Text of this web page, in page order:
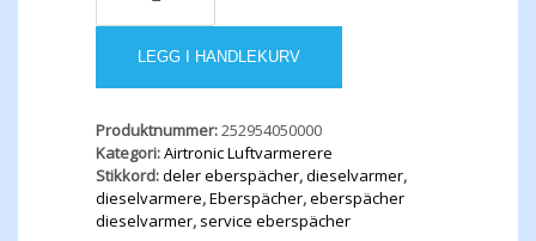
S3
antall
LEGG I HANDLEKURV
Produktnummer:252954050000
Kategori:Airtronic Luftvarmerere
Stikkord:deler eberspächer,dieselvarmer,
dieselvarmere,Eberspächer,eberspächer
dieselvarmer, service eberspächer